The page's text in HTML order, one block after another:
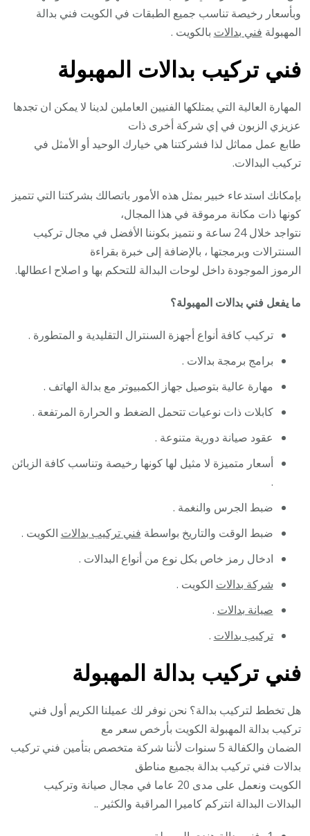
وبأسعار رخيصة تناسب جميع الطبقات في الكويت فني بدالة
المهبولة فني بدالات بالكويت .
فني تركيب بدالات المهبولة
المهارة العالية التي يمتلكها الفنيين العاملين لدينا لا يمكن ان تجدها
عزيزي الزبون في إي شركة أخرى ذات
طابع عمل مماثل لذا فشركتنا هي خيارك الوحيد أو الأمثل في
تركيب البدالات.
بإمكانك استدعاء خبير بمثل هذه الأمور باتصالك بشركتنا التي تتميز
كونها ذات مكانة مرموقة في هذا المجال،
نتواجد خلال 24 ساعة و نتميز بكوننا الأفضل في مجال تركيب
السنترالات وبرمجتها ، بالإضافة إلى خبرة بقراءة
الرموز الموجودة داخل لوحات البدالة للتحكم بها و اصلاح اعطالها.
ما يفعل فني بدالات المهبولة؟
تركيب كافة أنواع أجهزة السنترال التقليدية و المتطورة .
برامج برمجة بدالات .
مهارة عالية بتوصيل جهاز الكمبيوتر مع بدالة الهاتف .
كابلات ذات نوعيات تتحمل الضغط و الحرارة المرتفعة .
عقود صيانة دورية متنوعة .
أسعار متميزة لا مثيل لها كونها رخيصة وتناسب كافة الزبائن
.
ضبط الجرس والنغمة .
ضبط الوقت والتاريخ بواسطة فني تركيب بدالات الكويت .
ادخال رمز خاص بكل نوع من أنواع البدالات .
شركة بدالات الكويت .
صيانة بدالات .
تركيب بدالات .
فني تركيب بدالة المهبولة
هل تخطط لتركيب بدالة؟ نحن نوفر لك عميلنا الكريم أول فني
تركيب بدالة المهبولة الكويت بأرخص سعر مع
الضمان والكفالة 5 سنوات لأننا شركة متخصص بتأمين فني تركيب
بدالات فني تركيب بدالة بجميع مناطق
الكويت ونعمل على مدى 20 عاما في مجال صيانة وتركيب
البدالات البدالة انتركم كاميرا المراقبة والكثير ..